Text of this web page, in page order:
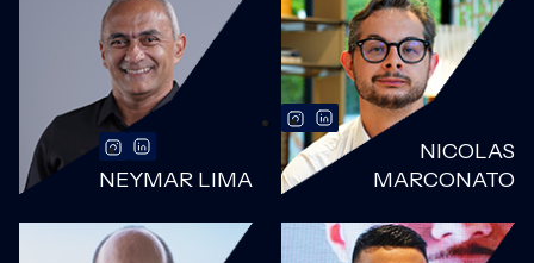
NEYMAR LIMA
NICOLAS
MARCONATO